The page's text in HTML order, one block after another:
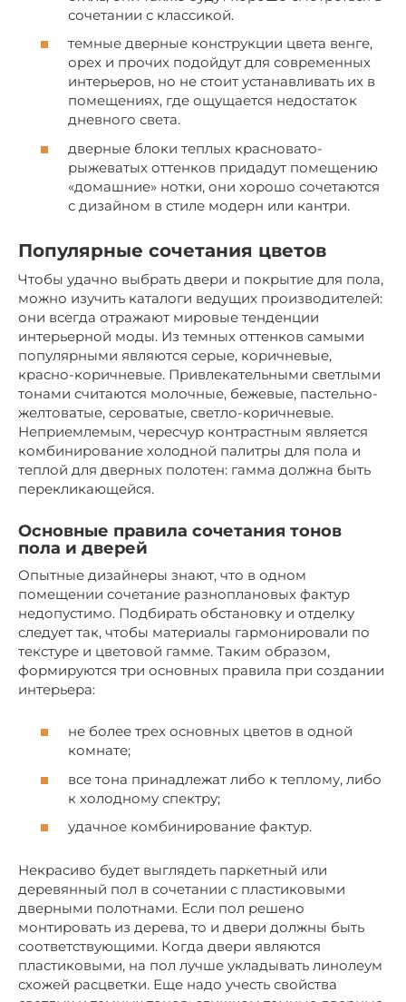
сочетании с классикой.
темные дверные конструкции цвета венге,
орех и прочих подойдут для современных
интерьеров, но не стоит устанавливать их в
помещениях, где ощущается недостаток
дневного света.
дверные блоки теплых красновато-
рыжеватых оттенков придадут помещению
«домашние» нотки, они хорошо сочетаются
с дизайном в стиле модерн или кантри.
Популярные сочетания цветов
Чтобы удачно выбрать двери и покрытие для пола,
можно изучить каталоги ведущих производителей:
они всегда отражают мировые тенденции
интерьерной моды. Из темных оттенков самыми
популярными являются серые, коричневые,
красно-коричневые. Привлекательными светлыми
тонами считаются молочные, бежевые, пастельно-
желтоватые, сероватые, светло-коричневые.
Неприемлемым, чересчур контрастным является
комбинирование холодной палитры для пола и
теплой для дверных полотен: гамма должна быть
перекликающейся.
Основные правила сочетания тонов
пола и дверей
Опытные дизайнеры знают, что в одном
помещении сочетание разноплановых фактур
недопустимо. Подбирать обстановку и отделку
следует так, чтобы материалы гармонировали по
текстуре и цветовой гамме. Таким образом,
формируются три основных правила при создании
интерьера:
не более трех основных цветов в одной
комнате;
все тона принадлежат либо к теплому, либо
к холодному спектру;
удачное комбинирование фактур.
Некрасиво будет выглядеть паркетный или
деревянный пол в сочетании с пластиковыми
дверными полотнами. Если пол решено
монтировать из дерева, то и двери должны быть
соответствующими. Когда двери являются
пластиковыми, на пол лучше укладывать линолеум
схожей расцветки. Еще надо учесть свойства